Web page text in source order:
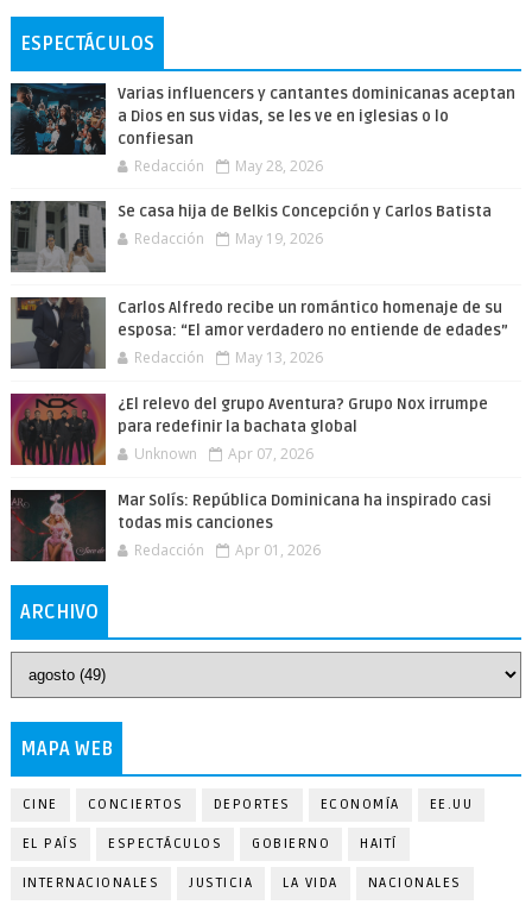
ESPECTÁCULOS
Varias influencers y cantantes dominicanas aceptan
a Dios en sus vidas, se les ve en iglesias o lo
confiesan
Redacción May 28, 2026
Se casa hija de Belkis Concepción y Carlos Batista
Redacción May 19, 2026
Carlos Alfredo recibe un romántico homenaje de su
esposa: “El amor verdadero no entiende de edades”
Redacción May 13, 2026
¿El relevo del grupo Aventura? Grupo Nox irrumpe
para redefinir la bachata global
Unknown Apr 07, 2026
Mar Solís: República Dominicana ha inspirado casi
todas mis canciones
Redacción Apr 01, 2026
ARCHIVO
MAPA WEB
CINE CONCIERTOS DEPORTES ECONOMÍA EE.UU
EL PAÍS ESPECTÁCULOS GOBIERNO HAITÍ
INTERNACIONALES JUSTICIA LA VIDA NACIONALES